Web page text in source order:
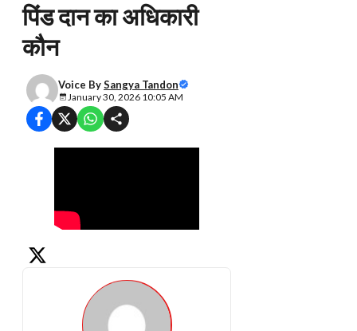
पिंड दान का अधिकारी
कौन
Voice BySangya Tandon
January 30, 2026 10:05 AM